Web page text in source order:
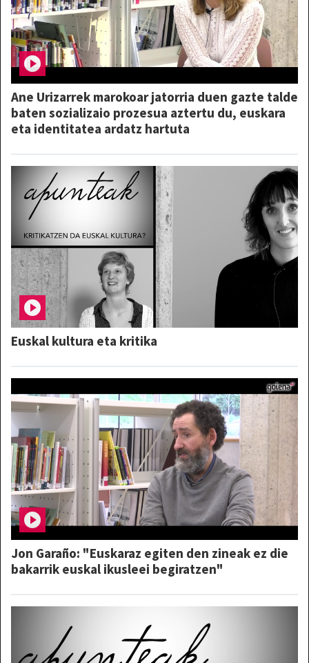
Ane Urizarrek marokoar jatorria duen gazte talde
baten sozializaio prozesua aztertu du, euskara
eta identitatea ardatz hartuta
Euskal kultura eta kritika
Jon Garaño: "Euskaraz egiten den zineak ez die
bakarrik euskal ikusleei begiratzen"